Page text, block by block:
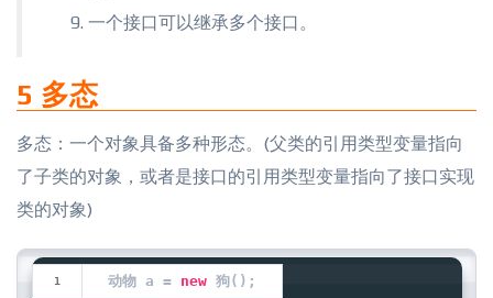
一个接口可以继承多个接口。
5 多态
多态：一个对象具备多种形态。(父类的引用类型变量指向
了子类的对象，或者是接口的引用类型变量指向了接口实现
类的对象)
动物 a = new 狗();